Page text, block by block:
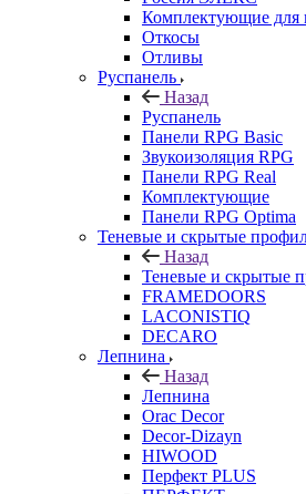
Комплектующие для
Откосы
Отливы
Руспанель
Назад
Руспанель
Панели RPG Basic
Звукоизоляция RPG
Панели RPG Real
Комплектующие
Панели RPG Optima
Теневые и скрытые
Назад
Теневые и скрытые
FRAMEDOORS
LACONISTIQ
DECARO
Лепнина
Назад
Лепнина
Orac Decor
Decor-Dizayn
HIWOOD
Перфект PLUS